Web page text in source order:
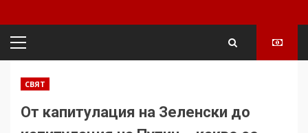
Primary
СВЯТ
От капитулация на Зеленски до